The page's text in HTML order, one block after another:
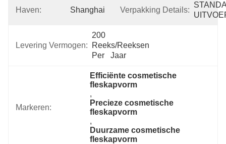
Haven: Shanghai Verpakking Details:
Levering Vermogen:
200
Reeks/Reeksen
Per   Jaar
Markeren:
Efficiënte cosmetische
fleskapvorm
,
Precieze cosmetische
fleskapvorm
,
Duurzame cosmetische
fleskapvorm